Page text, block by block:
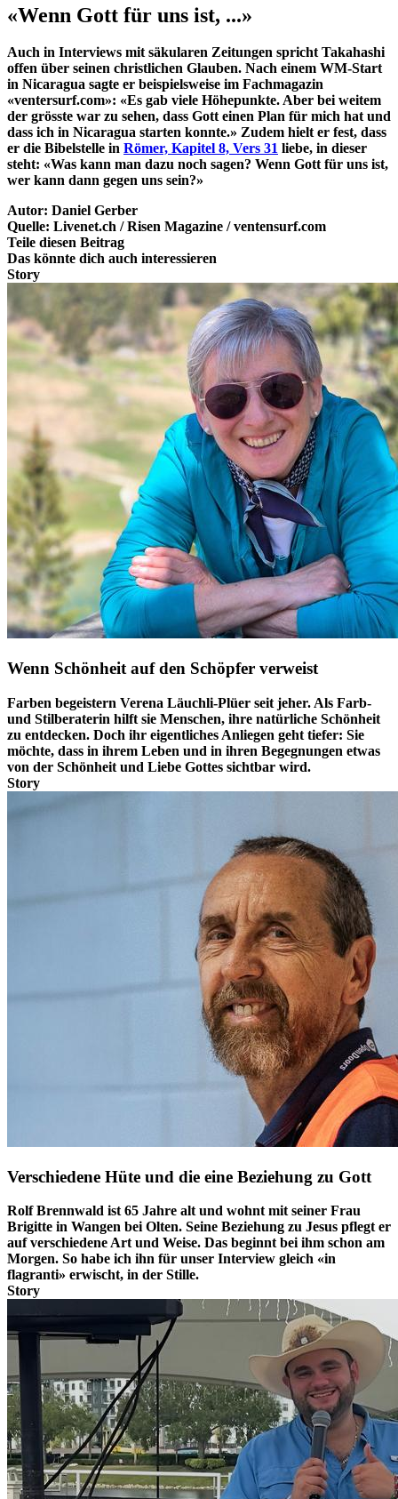
«Wenn Gott für uns ist, ...»
Auch in Interviews mit säkularen Zeitungen spricht Takahashi
offen über seinen christlichen Glauben. Nach einem WM-Start
in Nicaragua sagte er beispielsweise im Fachmagazin
«ventersurf.com»: «Es gab viele Höhepunkte. Aber bei weitem
der grösste war zu sehen, dass Gott einen Plan für mich hat und
dass ich in Nicaragua starten konnte.» Zudem hielt er fest, dass
er die Bibelstelle in Römer, Kapitel 8, Vers 31 liebe, in dieser
steht: «Was kann man dazu noch sagen? Wenn Gott für uns ist,
wer kann dann gegen uns sein?»
Autor: Daniel Gerber
Quelle: Livenet.ch / Risen Magazine / ventensurf.com
Teile diesen Beitrag
Das könnte dich auch interessieren
Story
Wenn Schönheit auf den Schöpfer verweist
Farben begeistern Verena Läuchli-Plüer seit jeher. Als Farb-
und Stilberaterin hilft sie Menschen, ihre natürliche Schönheit
zu entdecken. Doch ihr eigentliches Anliegen geht tiefer: Sie
möchte, dass in ihrem Leben und in ihren Begegnungen etwas
von der Schönheit und Liebe Gottes sichtbar wird.
Story
Verschiedene Hüte und die eine Beziehung zu Gott
Rolf Brennwald ist 65 Jahre alt und wohnt mit seiner Frau
Brigitte in Wangen bei Olten. Seine Beziehung zu Jesus pflegt er
auf verschiedene Art und Weise. Das beginnt bei ihm schon am
Morgen. So habe ich ihn für unser Interview gleich «in
flagranti» erwischt, in der Stille.
Story